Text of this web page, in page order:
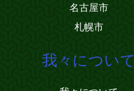
名古屋市
札幌市
我々について